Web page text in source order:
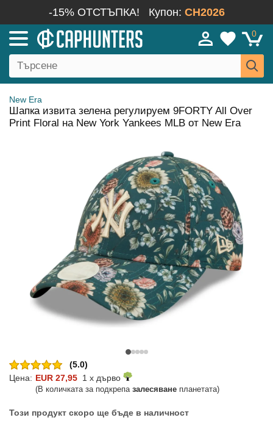
-15% ОТСТЪПКА! Купон: CH2026
0
New Era
Шапка извита зелена регулируем 9FORTY All Over
Print Floral на New York Yankees MLB от New Era
(5.0)
Цена: EUR 27,95 1 x дърво
(В количката за подкрепа залесяване планетата)
Този продукт скоро ще бъде в наличност